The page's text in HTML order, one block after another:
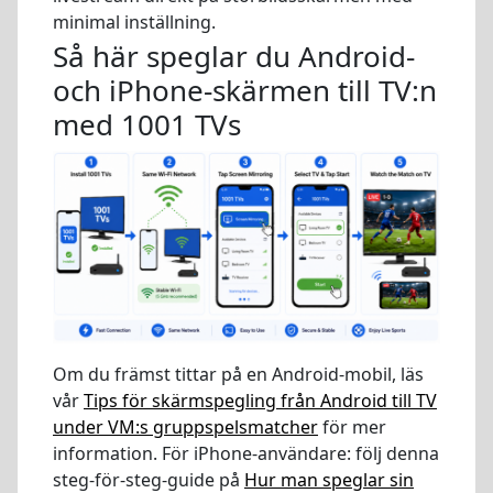
minimal inställning.
Så här speglar du Android-
och iPhone-skärmen till TV:n
med 1001 TVs
Om du främst tittar på en Android-mobil, läs
vårTips för skärmspegling från Android till TV
under VM:s gruppspelsmatcherför mer
information. För iPhone-användare: följ denna
steg-för-steg-guide på Hur man speglar sin